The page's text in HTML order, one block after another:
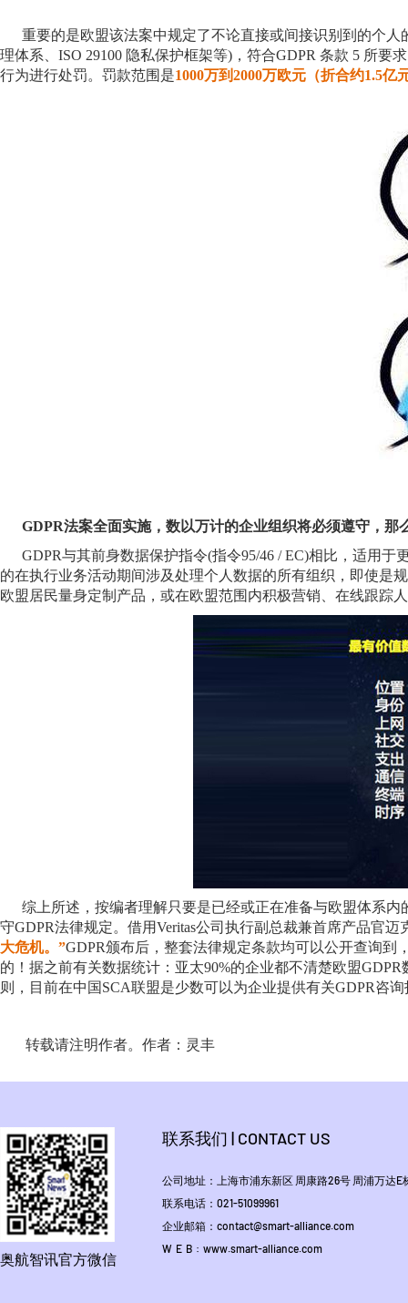
重要的是欧盟该法案中规定了不论直接或间接识别到的个
理体系、 ISO 29100 隐私保护框架等) ，符合GDPR 条款 5 所要
行为进行处罚。罚款范围是1000万到2000万欧元（折合约1.5
GDPR法案全面实施，数以万计的企业组织将必须遵守，那
GDPR与其前身数据保护指令(指令95/46 / EC)相比，适用于
的在执行业务活动期间涉及处理个人数据的所有组织，即使是
欧盟居民量身定制产品，或在欧盟范围内积极营销、在线跟踪
综上所述，按编者理解只要是已经或正在准备与欧盟体系内
守GDPR法律规定。借用Veritas公司执行副总裁兼首席产品官迈
大危机。”GDPR颁布后，整套法律规定条款均可以公开查询到
的！据之前有关数据统计：亚太90%的企业都不清楚欧盟GDPR
则，目前在中国 SCA联盟是少数可以为企业提供有关GDPR咨询
转载请注明作者。作者：灵丰
奥航智讯官方微信
联系我们 | CONTACT US
公司地址：上海市浦东新区 周康路26号 周浦万达E
联系电话：021-51099961
企业邮箱：contact@smart-alliance.com
W E B : www.smart-alliance.com